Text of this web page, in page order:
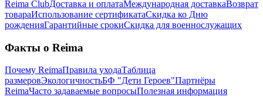
Reima ClubДоставка и оплатаМеждународная доставкаВозврат
товараИспользование сертификатаСкидка ко Дню
рожденияГарантийные срокиСкидка для военнослужащих
Факты о Reima
Почему ReimaПравила уходаТаблица
размеровЭкологичностьБФ "Дети Героев"Партнёры
ReimaЧасто задаваемые вопросыПолезная информация